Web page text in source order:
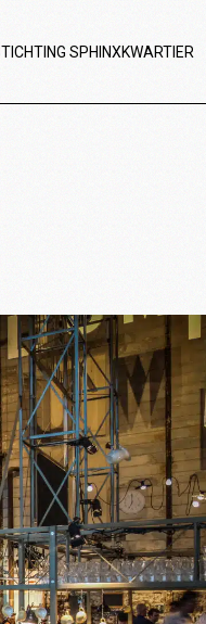
SPHINXKWARTIER